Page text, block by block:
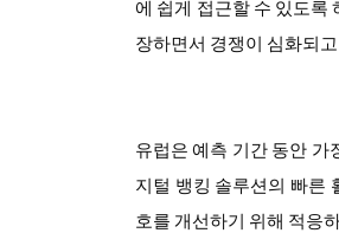
에 쉽게 접근할 수 있도록
장하면서 경쟁이 심화되
유럽은 예측 기간 동안 가
지털 뱅킹 솔루션의 빠른
호를 개선하기 위해 적응